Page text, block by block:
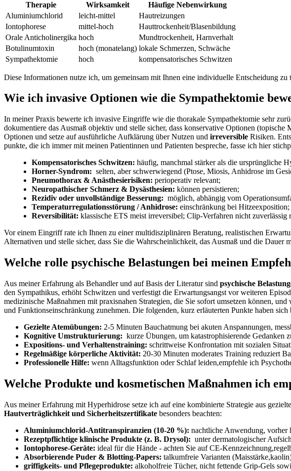
Therapie Wirksamkeit
Häufige Nebenwirkung
Aluminiumchlorid
leicht-mittel
Hautreizungen
Iontophorese
mittel-hoch
Hauttrockenheit/Blasenbildung
Orale Anticholinergika hoch
Mundtrockenheit, Harnverhalt
Botulinumtoxin
hoch (monatelang) lokale Schmerzen, Schwäche
Sympathektomie
hoch kompensatorisches Schwitzen
Diese ⁢Informationen nutze ich, um gemeinsam mit Ihnen eine​ individuelle Entscheidung
Wie ich invasive Optionen ⁤wie ​die Sympathektomie‍
In meiner Praxis bewerte⁢ ich invasive⁤ Eingriffe‌ wie die thorakale Sympathektomie ⁣sehr
dokumentiere das Ausmaß objektiv ​und stelle sicher, dass konservative Optionen
Optionen und setze auf ausführliche Aufklärung über⁣ Nutzen und irreversible Risiken.
punkte, die​ ich immer mit meinen Patientinnen und Patienten ⁣bespreche, fasse ich hier
Kompensatorisches Schwitzen: ‌häufig, manchmal ⁤stärker als die ursprüngliche
Horner-Syndrom:
selten, aber schwerwiegend (Ptose, Miosis, Anhidrose im
Pneumothorax⁤ & Anästhesierisiken: perioperativ⁤ relevant;
Neuropathischer⁤ Schmerz ‍&⁢ Dysästhesien: können persistieren;
Rezidiv ⁣oder ⁤unvollständige Besserung:
möglich, abhängig vom
Temperaturregulationsstörung​ / ⁢Anhidrose: ‍einschränkung bei Hitzeexposition;
Reversibilität: ⁢klassische⁢ ETS meist irreversibel; Clip-Verfahren nicht zuverlässig
Vor einem Eingriff rate⁤ ich⁣ Ihnen⁢ zu einer multidisziplinären Beratung, realistischen
Alternativen und ⁤stelle sicher, dass Sie die Wahrscheinlichkeit, das Ausmaß ⁢und die
Welche rolle psychische ⁣Belastungen‍ bei meinen
Aus meiner​ Erfahrung als ⁢Behandler ⁣und auf Basis der Literatur‌ sind psychische
den Sympathikus, ‌erhöht ⁣Schwitzen ⁤und verfestigt die Erwartungsangst vor weiteren
⁣medizinische Maßnahmen mit praxisnahen Strategien, die Sie sofort ​umsetzen können,
und Funktionseinschränkung zunehmen. Die folgenden, ⁤kurz erläuterten Punkte haben‌
Gezielte Atemübungen: ‌2-5 Minuten Bauchatmung bei⁤ akuten Anspannungen,
Kognitive Umstrukturierung:
kurze ​Übungen, um katastrophisierende Gedanken⁤
Expositions- und ​Verhaltenstraining: schrittweise Konfrontation mit sozialen
Regelmäßige körperliche Aktivität: 20-30‌ Minuten moderates Training ⁣reduziert
Professionelle‍ Hilfe: wenn Alltagsfunktion oder‌ Schlaf⁢ leiden,empfehle ich
Welche Produkte ‌und kosmetischen⁣ Maßnahmen ‍ich
Aus meiner Erfahrung mit Hyperhidrose setze ich auf eine kombinierte Strategie aus
Hautverträglichkeit⁤ und Sicherheitszertifikate besonders ⁢beachten:
Aluminiumchlorid-Antitranspiranzien ⁣(10-20 ⁤%): nachtliche Anwendung, vorher
Rezeptpflichtige⁣ klinische Produkte (z. ‌B. Drysol):
unter dermatologischer
Iontophorese-Geräte: ideal für die⁣ Hände ​-⁢ achten Sie auf CE-
Absorbierende ‍Puder & Blotting-Papers: ​talkumfreie ⁣Varianten
griffigkeits- und Pflegeprodukte: ‌alkoholfreie Tücher, ⁢nicht fettende Grip-Gels‌